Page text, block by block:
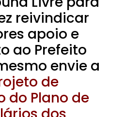
reivindicar
apoio e
ao Prefeito
envie a
de
do Plano de